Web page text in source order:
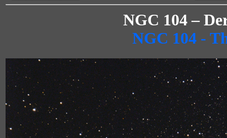
NGC 104 –
NGC 104 -